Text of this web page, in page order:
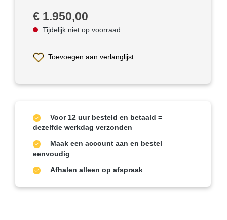
Normale prijs:
€ 1.950,00
Tijdelijk niet op voorraad
Toevoegen aan verlanglijst
Voor 12 uur besteld en betaald =
dezelfde werkdag verzonden
Maak een account aan en bestel
eenvoudig
Afhalen alleen op afspraak